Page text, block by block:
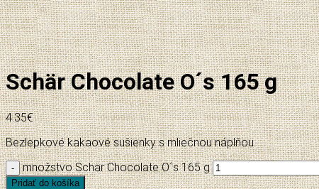
Schär Chocolate O´s 165 g
4.35€
Bezlepkové kakaové sušienky s mliečnou náplňou.
množstvo Schär Chocolate O´s 165 g
Pridať do košíka